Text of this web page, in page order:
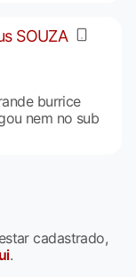
SOUZA
burrice
nem no sub
cadastrado,
.